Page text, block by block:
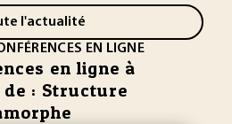
l'actualité
EN LIGNE
en ligne à
de : Structure